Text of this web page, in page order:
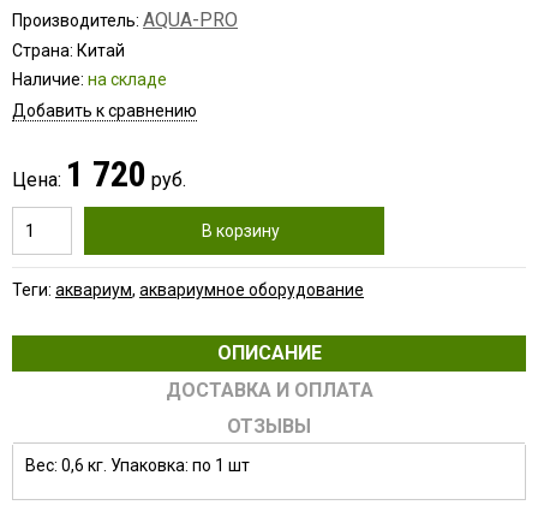
Производитель: AQUA-PRO
Страна: Китай
Наличие: на складе
Добавить к сравнению
Цена: 1 720 руб.
В корзину
Теги: аквариум, аквариумное оборудование
ОПИСАНИЕ
ДОСТАВКА И ОПЛАТА
ОТЗЫВЫ
Вес: 0,6 кг. Упаковка: по 1 шт